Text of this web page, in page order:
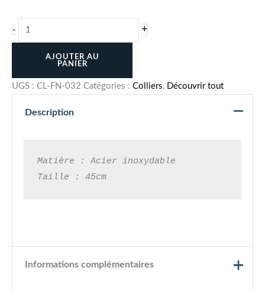
- +
AJOUTER AU
PANIER
UGS : CL-FN-032 Catégories : Colliers, Découvrir tout
Description
Matière : Acier inoxydable
Taille : 45cm
Informations complémentaires